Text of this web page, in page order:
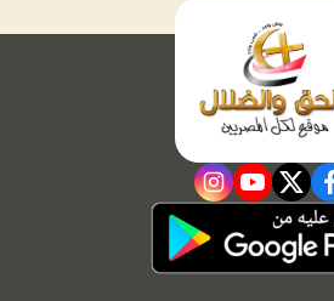
facebook
twitter
youtube
instagram